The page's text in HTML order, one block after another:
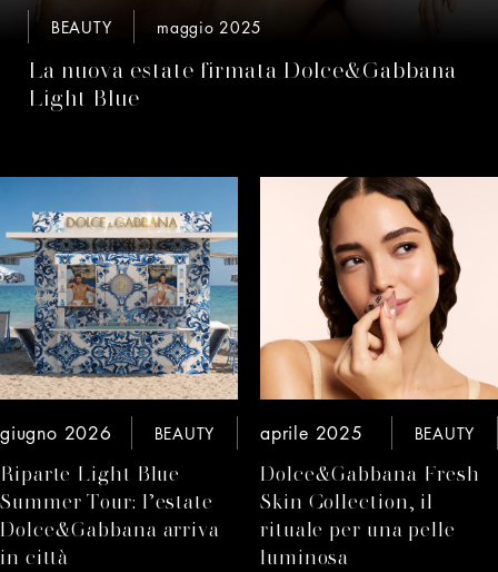
BEAUTY maggio 2025
La nuova estate firmata Dolce&Gabbana
Light Blue
giugno 2026 BEAUTY
Riparte Light Blue
Summer Tour: l’estate
Dolce&Gabbana arriva
in città
aprile 2025 BEAUTY
Dolce&Gabbana Fresh
Skin Collection, il
rituale per una pelle
luminosa